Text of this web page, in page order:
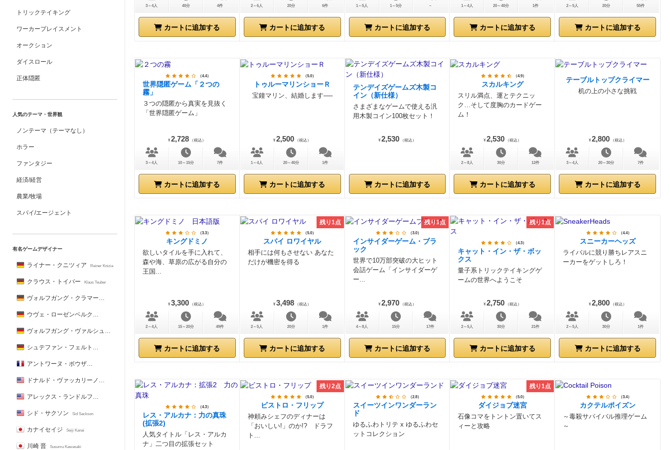
3～4人 40分 4件
カートに追加する
2～6人 20分 6件
カートに追加する
1～5人 1～5分 －
カートに追加する
1～4人 20～40分 1件
カートに追加する
2～5人 20分 55件
カートに追加する
（4.4）
世界隠匿ゲーム「２つの
霧」
３つの隠匿から真実を見抜く
「世界隠匿ゲーム」
¥ 2,728 （税込）
3～4人 10～15分 7件
カートに追加する
（5.0）
トゥルーマリンショーＲ
宝鐘マリン、結婚します──
¥ 2,500 （税込）
1～4人 20～40分 1件
カートに追加する
テンデイズゲームズ木製コ
イン（新仕様）
さまざまなゲームで使える汎
用木製コイン100枚セット！
¥ 2,530 （税込）
カートに追加する
（4.9）
スカルキング
スリル満点、運とテクニッ
ク…そして度胸のカードゲー
ム！
¥ 2,530 （税込）
2～8人 30分 12件
カートに追加する
テーブルトップクライマー
机の上の小さな挑戦
¥ 2,800 （税込）
3～4人 20～30分 7件
カートに追加する
（3.3）
キングドミノ
欲しいタイルを手に入れて、
森や海、草原の広がる自分の
王国...
¥ 3,300 （税込）
2～4人 15～20分 49件
カートに追加する
残り1点
（5.0）
スパイ ロワイヤル
相手には何もさせない あなた
だけが機密を得る
¥ 3,498 （税込）
2～5人 20分 1件
カートに追加する
残り1点
（3.0）
インサイダーゲーム・ブラ
ック
世界で10万部突破の大ヒット
会話ゲーム「インサイダーゲ
ー...
¥ 2,970 （税込）
4～8人 15分 17件
カートに追加する
残り1点
（4.3）
キャット・イン・ザ・ボッ
クス
量子系トリックテイキングゲ
ームの世界へようこそ
¥ 2,750 （税込）
2～5人 30分 21件
カートに追加する
（4.4）
スニーカーヘッズ
ライバルに競り勝ちレアスニ
ーカーをゲットしろ！
¥ 2,800 （税込）
2～5人 30分 1件
カートに追加する
（4.3）
レス・アルカナ：力の真珠
(拡張2)
人気タイトル「レス・アルカ
ナ」二つ目の拡張セット
残り2点
（5.0）
ビストロ・フリップ
神頼みシェフのディナーは
「おいしい!」のか!? ドラフ
ト...
（2.8）
スイーツインワンダーラン
ド
ゆるふわトリテ x ゆるふわセ
ットコレクション
残り1点
（5.0）
ダイジョブ迷宮
石像コマをトントン置いてス
ィーと攻略
（3.4）
カクテルポイズン
～毒殺サバイバル推理ゲーム
～
トリックテイキング
ワーカープレイスメント
オークション
ダイスロール
正体隠匿
人気のテーマ・世界観
ノンテーマ（テーマなし）
ホラー
ファンタジー
経済/経営
農業/牧場
スパイ/エージェント
有名ゲームデザイナー
ライナー・クニツィア Reiner Knizia
クラウス・トイバー Klaus Teuber
ヴォルフガング・クラマー Wolfgang Kramer
ウヴェ・ローゼンベルク Uwe Rosenberg
ヴォルフガング・ヴァルシュ Wolfgang Warsch
シュテファン・フェルト Stefan Feld
アントワーヌ・ボウザ Antoine Bauza
ドナルド・ヴァッカリーノ Donald X. Vaccarino
アレックス・ランドルフ Alex Randolph
シド・サクソン Sid Sackson
カナイセイジ Seiji Kanai
川崎 晋 Susumu Kawasaki